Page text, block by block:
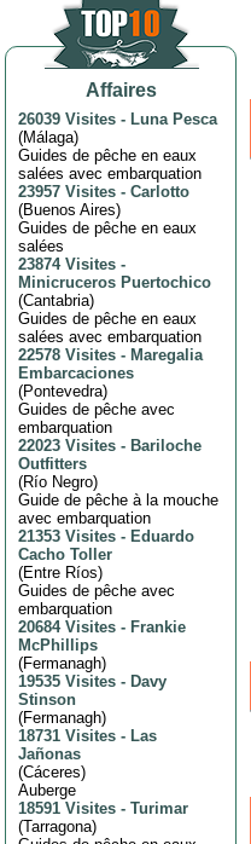
Affaires
26039 Visites - Luna Pesca
(Málaga)
Guides de pêche en eaux
salées avec embarquation
23957 Visites - Carlotto
(Buenos Aires)
Guides de pêche en eaux
salées
23874 Visites -
Minicruceros Puertochico
(Cantabria)
Guides de pêche en eaux
salées avec embarquation
22578 Visites - Maregalia
Embarcaciones
(Pontevedra)
Guides de pêche avec
embarquation
22023 Visites - Bariloche
Outfitters
(Río Negro)
Guide de pêche à la mouche
avec embarquation
21353 Visites - Eduardo
Cacho Toller
(Entre Ríos)
Guides de pêche avec
embarquation
20684 Visites - Frankie
McPhillips
(Fermanagh)
19535 Visites - Davy
Stinson
(Fermanagh)
18731 Visites - Las
Jañonas
(Cáceres)
Auberge
18591 Visites - Turimar
(Tarragona)